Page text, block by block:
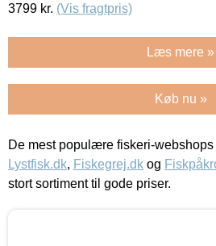
3799 kr. (Vis fragtpris)
Læs mere »
Køb nu »
De mest populære fiskeri-
Lystfisk.dk, Fiskegrej.dk og
stort sortiment til gode priser.